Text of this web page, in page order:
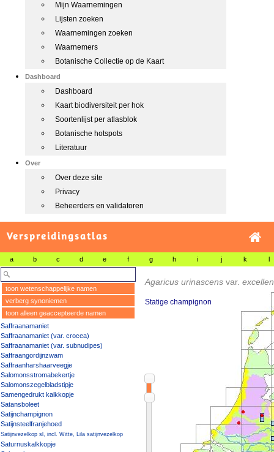
Mijn Waarnemingen
Lijsten zoeken
Waarnemingen zoeken
Waarnemers
Botanische Collectie op de Kaart
Dashboard
Dashboard
Kaart biodiversiteit per hok
Soortenlijst per atlasblok
Botanische hotspots
Literatuur
Over
Over deze site
Privacy
Beheerders en validatoren
Verspreidingsatlas
a b c d e f g h i j k l
toon wetenschappelijke namen
verberg synoniemen
toon alleen geaccepteerde namen
Saffraanamaniet
Saffraanamaniet (var. crocea)
Saffraanamaniet (var. subnudipes)
Saffraangordijnzwam
Saffraanharshaarveegje
Salomonsstromabekertje
Salomonszegelbladstipje
Samengedrukt kalkkopje
Satansboleet
Satijnchampignon
Satijnsteelfranjehoed
Satijnvezelkop sl, incl. Witte, Lila satijnvezelkop
Saturnuskalkkopje
Agaricus urinascens var.
Statige champignon